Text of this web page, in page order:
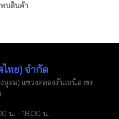
บสินค้า
ไทย) จำกัด
ดม) แขวงคลองตันเหนือ เขต
น. - 18.00 น.